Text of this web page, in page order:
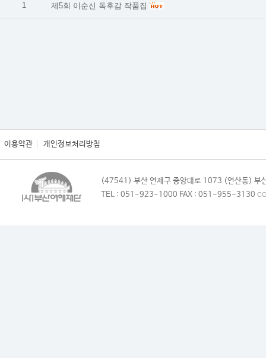
1 제5회 이순신 독후감 작품집
이용약관 개인정보처리방침
(47541) 부산 연제구 중앙대로 1073 (연산동) 부
TEL : 051-923-1000 FAX : 051-955-3130